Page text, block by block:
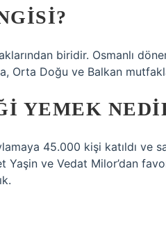
biridir. Osmanlı
Orta Doğu ve Balkan
YEMEK
45.000 kişi katıldı ve
Yaşin ve Vedat Milor’dan